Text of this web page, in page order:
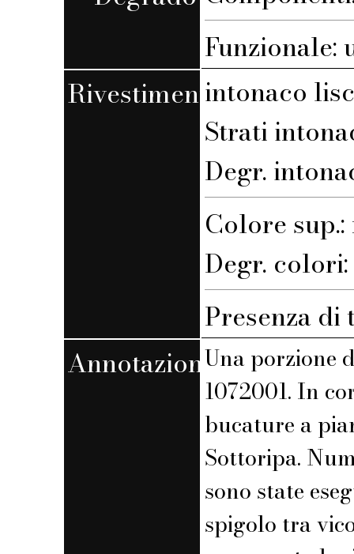
Funzionale:
Rivestimentointonaco
Strati
Degr.
Colore
Degr.
Presenza
AnnotazioniUna porzione
1072001. In
bucature a
Sottoripa.
sono state
spigolo tra